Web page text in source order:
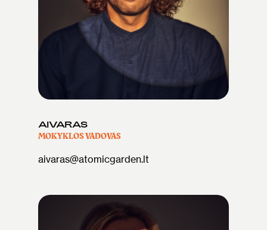
AIVARAS
MOKYKLOS VADOVAS
aivaras@atomicgarden.lt